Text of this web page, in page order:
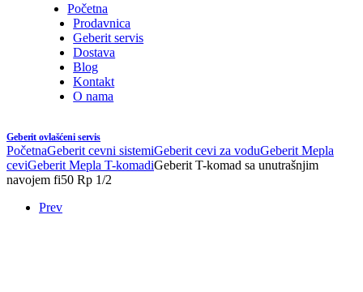
Početna
Prodavnica
Geberit servis
Dostava
Blog
Kontakt
O nama
Geberit ovlašćeni servis
PočetnaGeberit cevni sistemiGeberit cevi za voduGeberit Mepla
ceviGeberit Mepla T-komadiGeberit T-komad sa unutrašnjim
navojem fi50 Rp 1/2
Prev